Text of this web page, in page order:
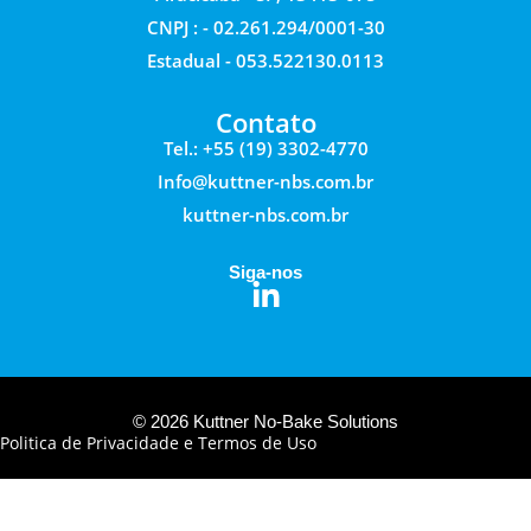
CNPJ : - 02.261.294/0001-30
Estadual - 053.522130.0113
Contato
Tel.: +55 (19) 3302-4770
Info@kuttner-nbs.com.br
kuttner-nbs.com.br
Siga-nos
© 2026 Kuttner No-Bake Solutions
Politica de Privacidade e Termos de Uso